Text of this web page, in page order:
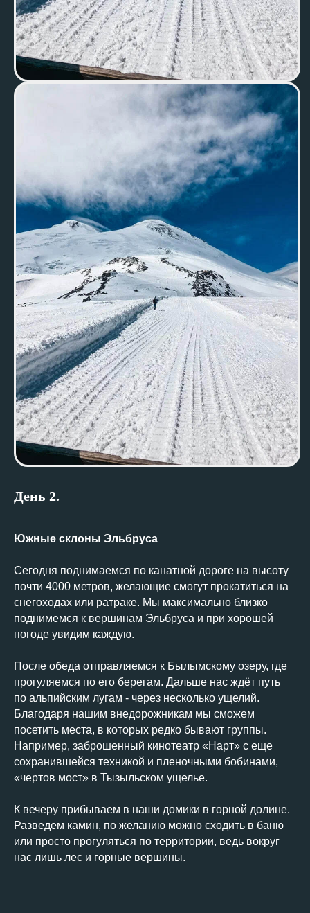
День 2.
Южные склоны Эльбруса
Сегодня поднимаемся по канатной дороге на высоту
почти 4000 метров, желающие смогут прокатиться на
снегоходах или ратраке. Мы максимально близко
поднимемся к вершинам Эльбруса и при хорошей
погоде увидим каждую.
После обеда отправляемся к Былымскому озеру, где
прогуляемся по его берегам. Дальше нас ждёт путь
по альпийским лугам - через несколько ущелий.
Благодаря нашим внедорожникам мы сможем
посетить места, в которых редко бывают группы.
Например, заброшенный кинотеатр «Нарт» с еще
сохранившейся техникой и пленочными бобинами,
«чертов мост» в Тызыльском ущелье.
К вечеру прибываем в наши домики в горной долине.
Разведем камин, по желанию можно сходить в баню
или просто прогуляться по территории, ведь вокруг
нас лишь лес и горные вершины.